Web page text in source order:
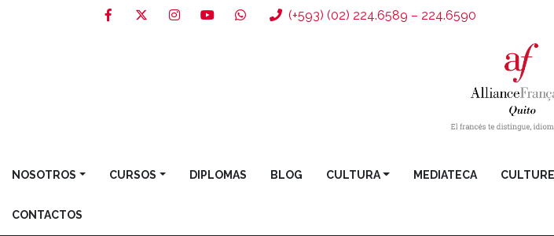
(+593) (02) 224.6589 – 224.6590
NOSOTROS CURSOS DIPLOMAS BLOG CULTURA MEDIATECA
CONTACTOS